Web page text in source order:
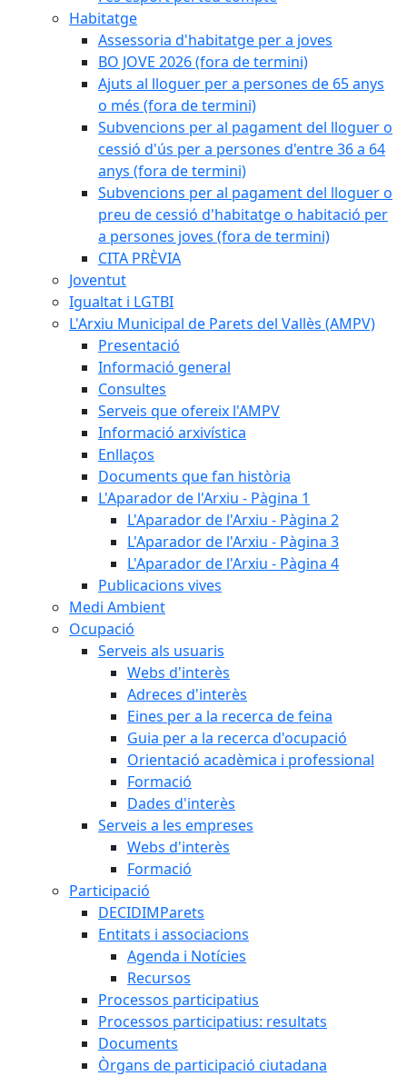
Habitatge
Assessoria d'habitatge per a joves
BO JOVE 2026 (fora de termini)
Ajuts al lloguer per a persones de 65 anys
o més (fora de termini)
Subvencions per al pagament del lloguer o
cessió d'ús per a persones d'entre 36 a 64
anys (fora de termini)
Subvencions per al pagament del lloguer o
preu de cessió d'habitatge o habitació per
a persones joves (fora de termini)
CITA PRÈVIA
Joventut
Igualtat i LGTBI
L'Arxiu Municipal de Parets del Vallès (AMPV)
Presentació
Informació general
Consultes
Serveis que ofereix l'AMPV
Informació arxivística
Enllaços
Documents que fan història
L'Aparador de l'Arxiu - Pàgina 1
L'Aparador de l'Arxiu - Pàgina 2
L'Aparador de l'Arxiu - Pàgina 3
L'Aparador de l'Arxiu - Pàgina 4
Publicacions vives
Medi Ambient
Ocupació
Serveis als usuaris
Webs d'interès
Adreces d'interès
Eines per a la recerca de feina
Guia per a la recerca d'ocupació
Orientació acadèmica i professional
Formació
Dades d'interès
Serveis a les empreses
Webs d'interès
Formació
Participació
DECIDIMParets
Entitats i associacions
Agenda i Notícies
Recursos
Processos participatius
Processos participatius: resultats
Documents
Òrgans de participació ciutadana